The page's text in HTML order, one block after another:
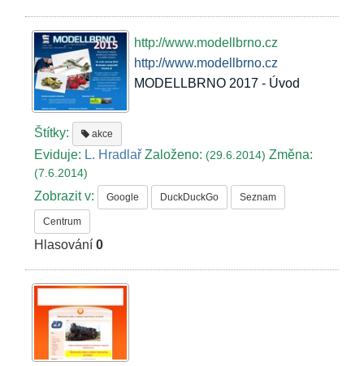
http://www.modellbrno.cz
http://www.modellbrno.cz
MODELLBRNO 2017 - Úvod
Štítky: akce
Eviduje: L. Hradlař Založeno:(29.6.2014)Změna:
(7.6.2014)
Zobrazit v: Google DuckDuckGo Seznam
Centrum
Hlasování0